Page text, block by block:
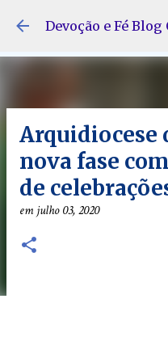
Pular para o
Devoção e Fé Blog
Arquidiocese
nova fase
de
emjulho 03, 2020